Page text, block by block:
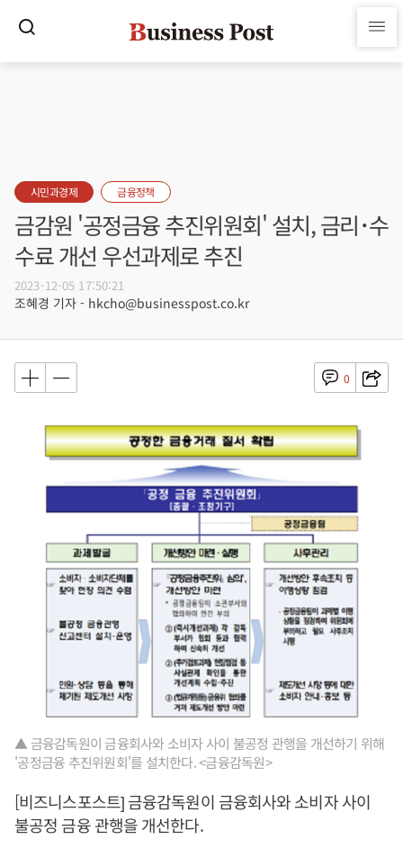
시민과경제 금융정책
금감원 '공정금융 추진위원회' 설치, 금리･수
수료 개선 우선과제로 추진
2023-12-05 17:50:21
조혜경 기자 - hkcho@businesspost.co.kr
0
▲ 금융감독원이 금융회사와 소비자 사이 불공정 관행을 개선하기 위해
'공정금융 추진위원회'를 설치한다. <금융감독원>
[비즈니스포스트] 금융감독원이 금융회사와 소비자 사이
불공정 금융 관행을 개선한다.